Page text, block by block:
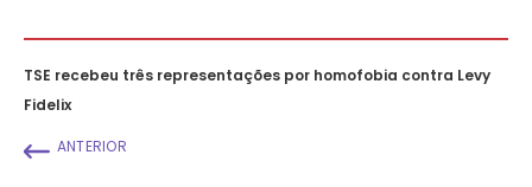
TSE recebeu três representações por homofobia contra Levy
Fidelix
ANTERIOR